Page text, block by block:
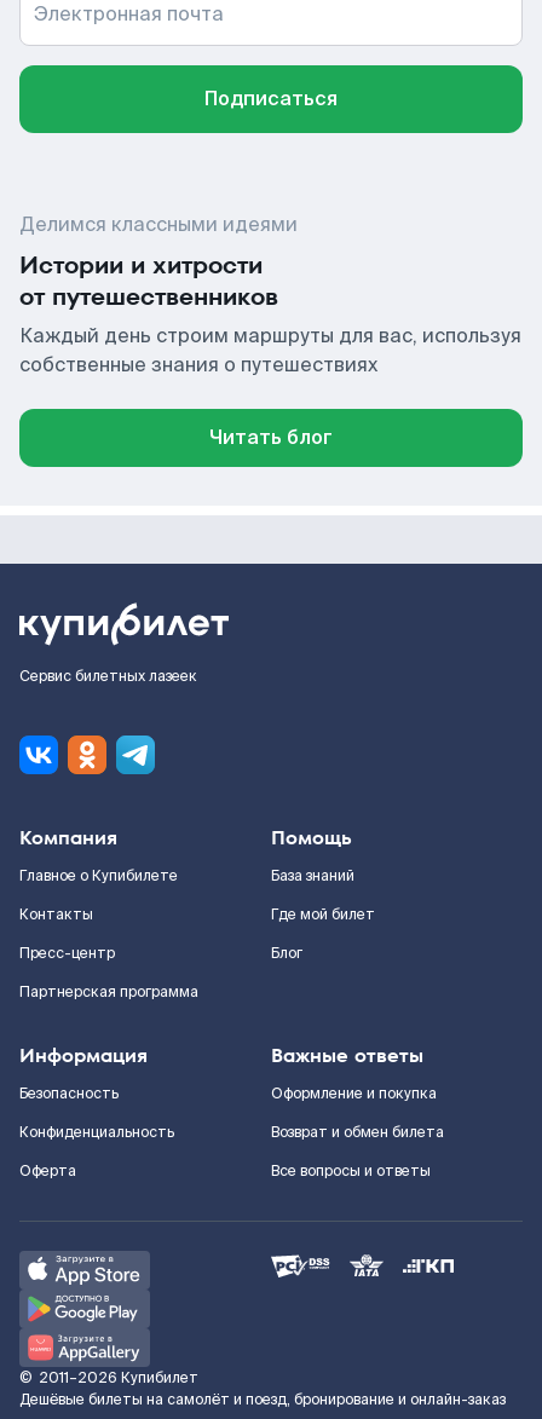
Электронная почта
Подписаться
Делимся классными идеями
Истории и хитрости
от путешественников
Каждый день строим маршруты для вас, используя
собственные знания о путешествиях
Читать блог
Сервис билетных лазеек
Компания
Главное о Купибилете
Контакты
Пресс-центр
Партнерская программа
Помощь
База знаний
Где мой билет
Блог
Информация
Безопасность
Конфиденциальность
Оферта
Важные ответы
Оформление и покупка
Возврат и обмен билета
Все вопросы и ответы
© 2011–2026 Купибилет
Дешёвые билеты на самолёт и поезд, бронирование и онлайн-заказ